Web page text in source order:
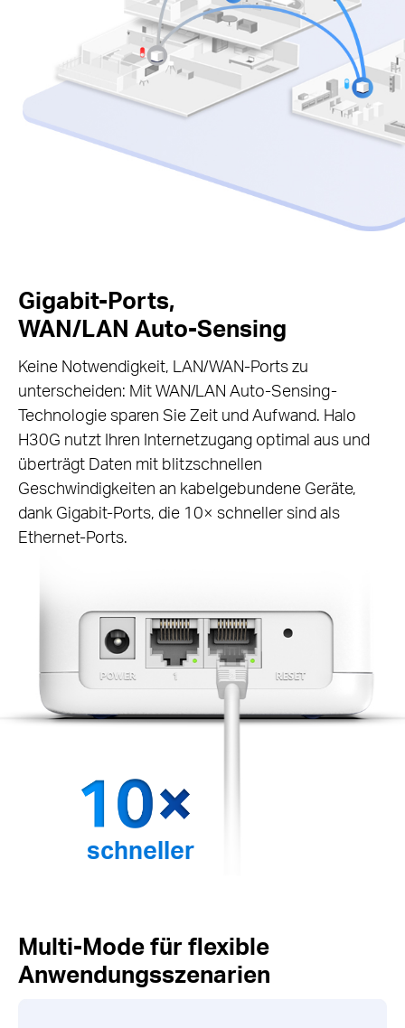
Gigabit-Ports,
WAN/LAN Auto-Sensing
Keine Notwendigkeit, LAN/WAN-Ports zu
unterscheiden: Mit WAN/LAN Auto-Sensing-
Technologie sparen Sie Zeit und Aufwand. Halo
H30G nutzt Ihren Internetzugang optimal aus und
überträgt Daten mit blitzschnellen
Geschwindigkeiten an kabelgebundene Geräte,
dank Gigabit-Ports, die 10× schneller sind als
Ethernet-Ports.
schneller
Multi-Mode für flexible
Anwendungsszenarien